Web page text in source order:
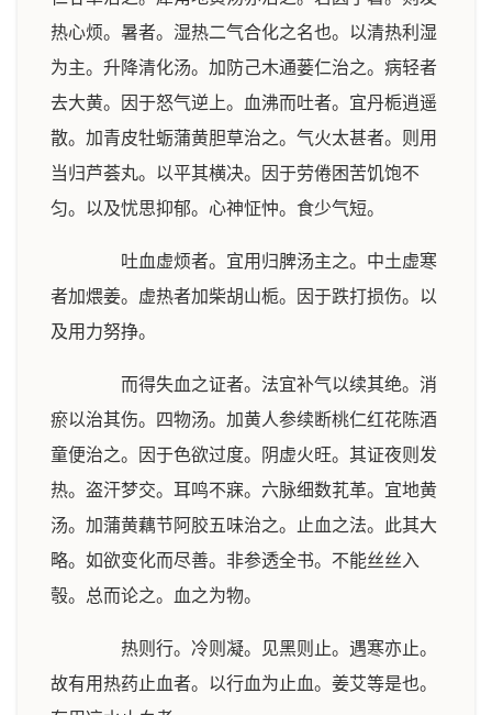
热心烦。暑者。湿热二气合化之名也。以清热利湿
为主。升降清化汤。加防己木通蒌仁治之。病轻者
去大黄。因于怒气逆上。血沸而吐者。宜丹栀逍遥
散。加青皮牡蛎蒲黄胆草治之。气火太甚者。则用
当归芦荟丸。以平其横决。因于劳倦困苦饥饱不
匀。以及忧思抑郁。心神怔忡。食少气短。
吐血虚烦者。宜用归脾汤主之。中土虚寒
者加煨姜。虚热者加柴胡山栀。因于跌打损伤。以
及用力努挣。
而得失血之证者。法宜补气以续其绝。消
瘀以治其伤。四物汤。加黄人参续断桃仁红花陈酒
童便治之。因于色欲过度。阴虚火旺。其证夜则发
热。盗汗梦交。耳鸣不寐。六脉细数芤革。宜地黄
汤。加蒲黄藕节阿胶五味治之。止血之法。此其大
略。如欲变化而尽善。非参透全书。不能丝丝入
彀。总而论之。血之为物。
热则行。冷则凝。见黑则止。遇寒亦止。
故有用热药止血者。以行血为止血。姜艾等是也。